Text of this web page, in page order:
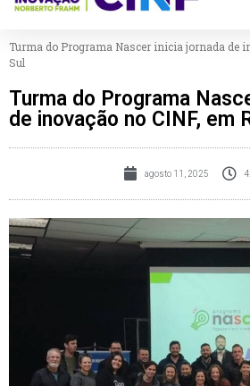
Turma do Programa Nascer inicia jornada de
Sul
Turma do Programa
de inovação no CINF, em
agosto 11, 2025